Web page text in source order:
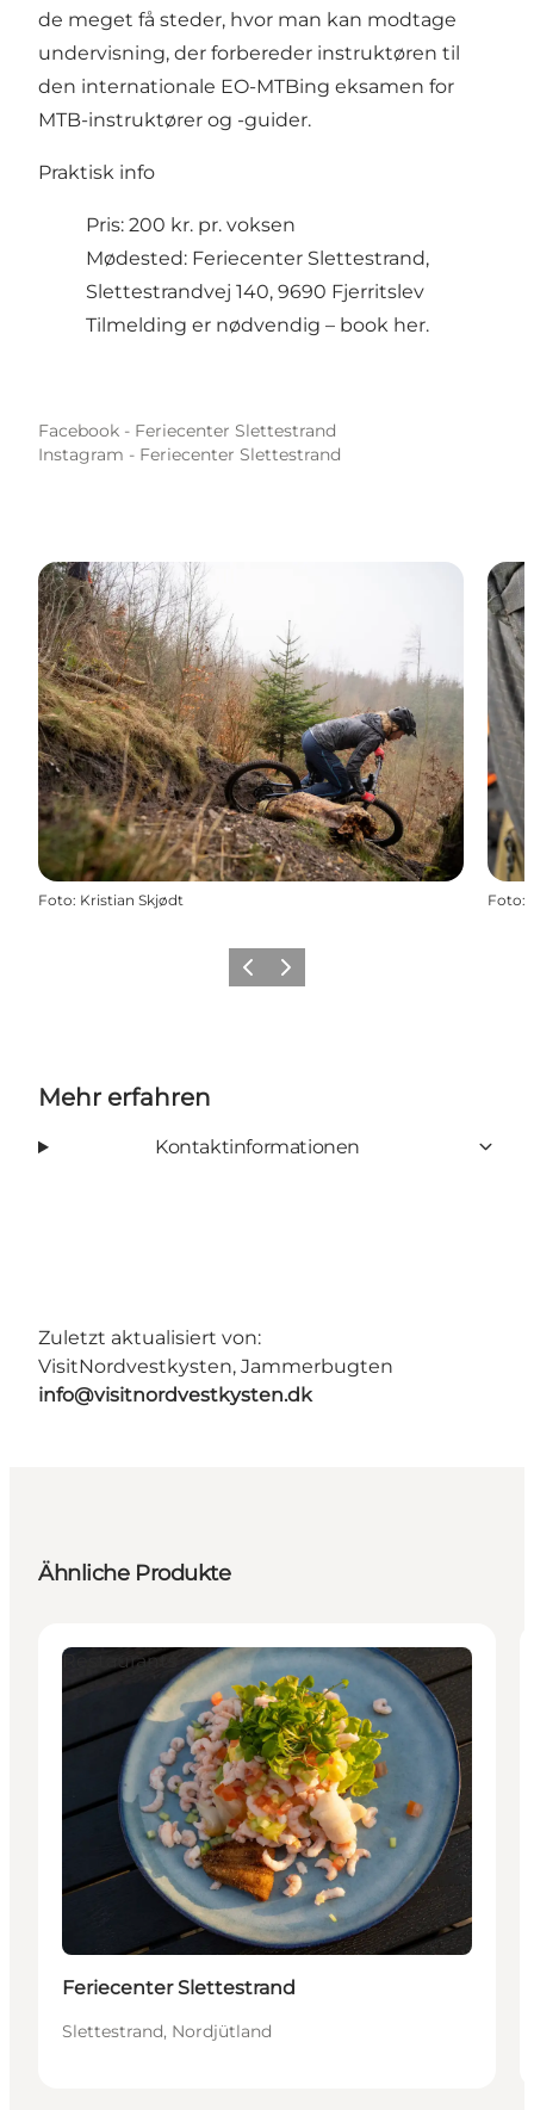
de meget få steder, hvor man kan modtage
undervisning, der forbereder instruktøren til
den internationale EO-MTBing eksamen for
MTB-instruktører og -guider.​
Praktisk info
Pris: 200 kr. pr. voksen
Mødested: Feriecenter Slettestrand,
Slettestrandvej 140, 9690 Fjerritslev
Tilmelding er nødvendig – book her.
Facebook - Feriecenter Slettestrand
Instagram - Feriecenter Slettestrand
Foto: Kristian Skjødt Foto:
ZurückWeiter
Mehr erfahren
Kontaktinformationen
Zuletzt aktualisiert von:
VisitNordvestkysten, Jammerbugten
info@visitnordvestkysten.dk
Ähnliche Produkte
Restaurants
Feriecenter Slettestrand
Slettestrand, Nordjütland